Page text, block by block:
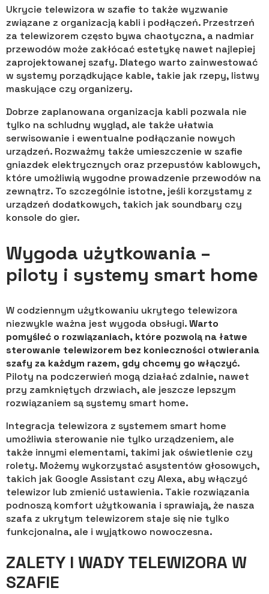
Ukrycie telewizora w szafie to także wyzwanie
związane z organizacją kabli i podłączeń. Przestrzeń
za telewizorem często bywa chaotyczna, a nadmiar
przewodów może zakłócać estetykę nawet najlepiej
zaprojektowanej szafy. Dlatego warto zainwestować
w systemy porządkujące kable, takie jak rzepy, listwy
maskujące czy organizery.
Dobrze zaplanowana organizacja kabli pozwala nie
tylko na schludny wygląd, ale także ułatwia
serwisowanie i ewentualne podłączanie nowych
urządzeń. Rozważmy także umieszczenie w szafie
gniazdek elektrycznych oraz przepustów kablowych,
które umożliwią wygodne prowadzenie przewodów na
zewnątrz. To szczególnie istotne, jeśli korzystamy z
urządzeń dodatkowych, takich jak soundbary czy
konsole do gier.
Wygoda użytkowania –
piloty i systemy smart home
W codziennym użytkowaniu ukrytego telewizora
niezwykle ważna jest wygoda obsługi.Warto
pomyśleć o rozwiązaniach, które pozwolą na łatwe
sterowanie telewizorem bez konieczności otwierania
szafy za każdym razem, gdy chcemy go włączyć.
Piloty na podczerwień mogą działać zdalnie, nawet
przy zamkniętych drzwiach, ale jeszcze lepszym
rozwiązaniem są systemy smart home.
Integracja telewizora z systemem smart home
umożliwia sterowanie nie tylko urządzeniem, ale
także innymi elementami, takimi jak oświetlenie czy
rolety. Możemy wykorzystać asystentów głosowych,
takich jak Google Assistant czy Alexa, aby włączyć
telewizor lub zmienić ustawienia. Takie rozwiązania
podnoszą komfort użytkowania i sprawiają, że nasza
szafa z ukrytym telewizorem staje się nie tylko
funkcjonalna, ale i wyjątkowo nowoczesna.
ZALETY I WADY TELEWIZORA W
SZAFIE